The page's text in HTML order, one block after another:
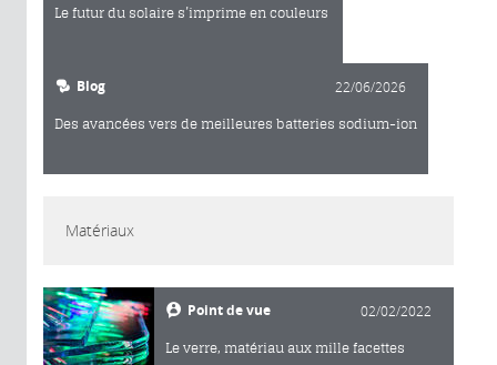
Le futur du solaire s’imprime en couleurs
Blog 22/06/2026
Des avancées vers de meilleures batteries sodium-ion
Matériaux
Point de vue 02/02/2022
Le verre, matériau aux mille facettes